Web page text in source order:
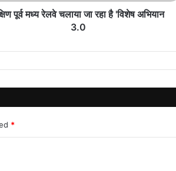
पूर्व मध्य रेलवे चलाया जा रहा है 'विशेष अभियान
3.0
*